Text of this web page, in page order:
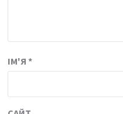
ІМ'Я *